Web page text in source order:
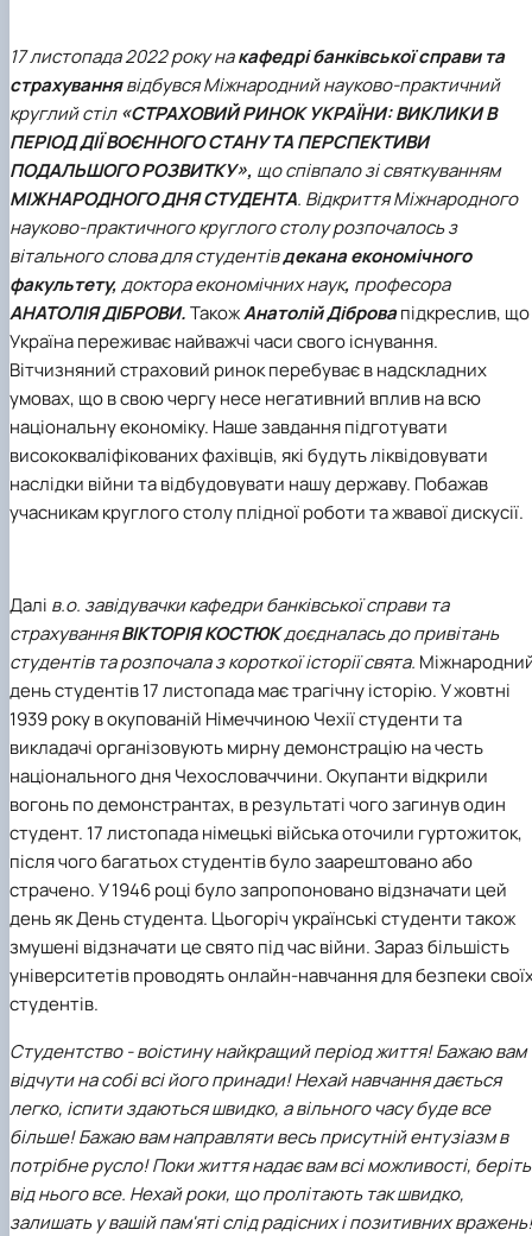
17 листопада 2022 року накафедрі банківської справи та
страхуваннявідбувся Міжнародний науково-практичний
круглий стіл«СТРАХОВИЙ РИНОК УКРАЇНИ: ВИКЛИКИ В
ПЕРІОД ДІЇ ВОЄННОГО СТАНУ ТА ПЕРСПЕКТИВИ
ПОДАЛЬШОГО РОЗВИТКУ», що співпало зі святкуванням
МІЖНАРОДНОГО ДНЯ СТУДЕНТА. Відкриття Міжнародного
науково-практичного круглого столу розпочалось з
вітального слова для студентівдекана економічного
факультету,доктора економічних наук, професора
АНАТОЛІЯДІБРОВИ.ТакожАнатолій Дібровапідкреслив, що
Україна переживає найважчі часи свого існування.
Вітчизняний страховий ринок перебуває в надскладних
умовах, що в свою чергу несе негативний вплив на всю
національну економіку. Наше завдання підготувати
висококваліфікованих фахівців, які будуть ліквідовувати
наслідки війни та відбудовувати нашу державу. Побажав
учасникам круглого столу плідної роботи та жвавої дискусії.
Далі в.о. завідувачки кафедри банківської справи та
страхуванняВІКТОРІЯ КОСТЮКдоєдналась допривітань
студентів та розпочала з короткої історії свята.
день студентів 17 листопада має трагічну історію. У жовтні
1939 року в окупованій Німеччиною Чехії студенти та
викладачі організовують мирну демонстрацію на честь
національного дня Чехословаччини. Окупанти відкрили
вогонь по демонстрантах, в результаті чого загинув один
студент. 17 листопада німецькі війська оточили гуртожиток,
після чого багатьох студентів було заарештовано або
страчено. У 1946 році було запропоновано відзначати цей
день як День студента. Цьогоріч українські студенти також
змушені відзначати це свято під час війни. Зараз більшість
університетів проводять онлайн-навчання для безпеки
студентів.
Студентство - воістину найкращий період життя! Бажаю вам
відчути на собі всі його принади! Нехай навчання дається
легко, іспити здаються швидко, а вільного часу буде все
більше! Бажаю вам направляти весь присутній ентузіазм в
потрібне русло! Поки життя надає вам всі можливості, беріть
від нього все. Нехай роки, що пролітають так швидко,
залишать у вашій пам'яті слід радісних і позитивних вражень!